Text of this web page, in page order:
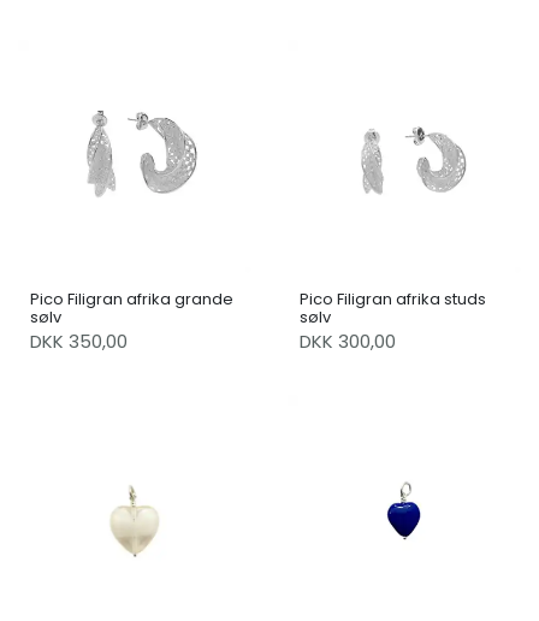
Pico Filigran afrika grande
sølv
DKK 350,00
Pico Filigran afrika studs
sølv
DKK 300,00